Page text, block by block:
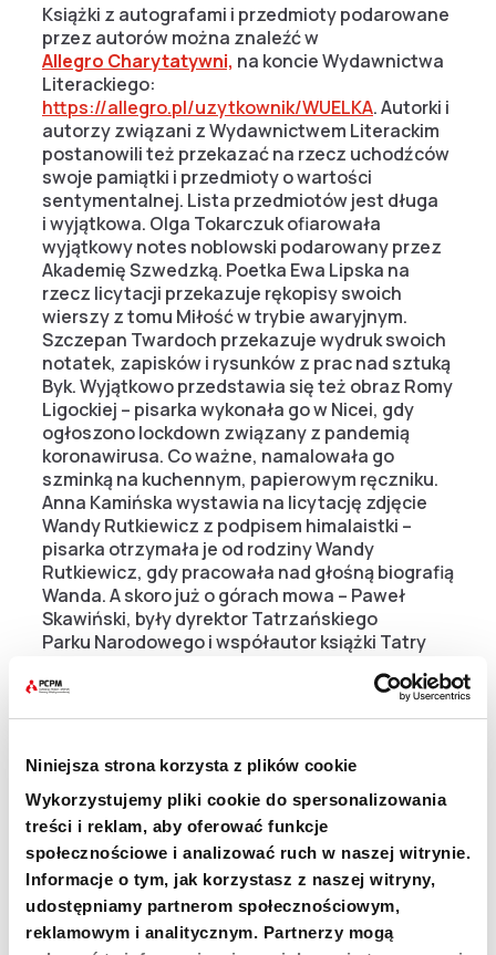
Niniejsza strona korzysta z plików cookie
Wykorzystujemy pliki cookie do spersonalizowania
treści i reklam, aby oferować funkcje
społecznościowe i analizować ruch w naszej witrynie.
Informacje o tym, jak korzystasz z naszej witryny,
udostępniamy partnerom społecznościowym,
reklamowym i analitycznym. Partnerzy mogą
Książki z autografami i przedmioty podarowane
przez autorów można znaleźć w
Allegro Charytatywni, na koncie Wydawnictwa
Literackiego:
https://allegro.pl/uzytkownik/WUELKA. Autorki i
autorzy związani z Wydawnictwem Literackim
postanowili też przekazać na rzecz uchodźców
swoje pamiątki i przedmioty o wartości
sentymentalnej. Lista przedmiotów jest długa
i wyjątkowa. Olga Tokarczuk ofiarowała
wyjątkowy notes noblowski podarowany przez
Akademię Szwedzką. Poetka Ewa Lipska na
rzecz licytacji przekazuje rękopisy swoich
wierszy z tomu Miłość w trybie awaryjnym.
Szczepan Twardoch przekazuje wydruk swoich
notatek, zapisków i rysunków z prac nad sztuką
Byk. Wyjątkowo przedstawia się też obraz Romy
Ligockiej – pisarka wykonała go w Nicei, gdy
ogłoszono lockdown związany z pandemią
koronawirusa. Co ważne, namalowała go
szminką na kuchennym, papierowym ręczniku.
Anna Kamińska wystawia na licytację zdjęcie
Wandy Rutkiewicz z podpisem himalaistki –
pisarka otrzymała je od rodziny Wandy
Rutkiewicz, gdy pracowała nad głośną biografią
Wanda. A skoro już o górach mowa – Paweł
Skawiński, były dyrektor Tatrzańskiego
Parku Narodowego i współautor książki Tatry
piorun ze zbocza Giewontu. Bez wątpienia
Lema z autografem pisarza. Jak wszyscy
pamiętamy, wybitny pisarz i myśliciel urodził się
we Lwowie, zawierucha wojenna sprawiła, że
osiadł w Krakowie i tu spędził niemal całe swoje
życie, wiążąc się z Wydawnictwem Literackim.
Dziękujemy wszystkim za udział i wsparcie.
Bądźmy czuli. Wtedy wygramy.